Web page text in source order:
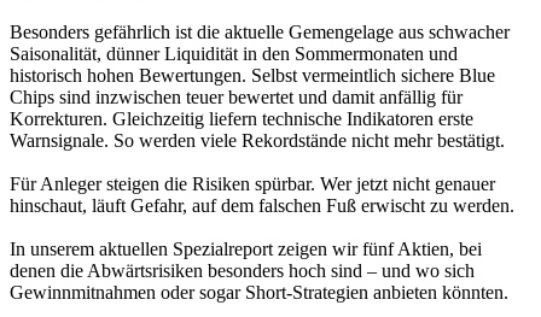
Besonders gefährlich ist die aktuelle Gemengelage aus schwacher
Saisonalität, dünner Liquidität in den Sommermonaten und
historisch hohen Bewertungen. Selbst vermeintlich sichere Blue
Chips sind inzwischen teuer bewertet und damit anfällig für
Korrekturen. Gleichzeitig liefern technische Indikatoren erste
Warnsignale. So werden viele Rekordstände nicht mehr bestätigt.
Für Anleger steigen die Risiken spürbar. Wer jetzt nicht genauer
hinschaut, läuft Gefahr, auf dem falschen Fuß erwischt zu werden.
In unserem aktuellen Spezialreport zeigen wir fünf Aktien, bei
denen die Abwärtsrisiken besonders hoch sind – und wo sich
Gewinnmitnahmen oder sogar Short-Strategien anbieten könnten.